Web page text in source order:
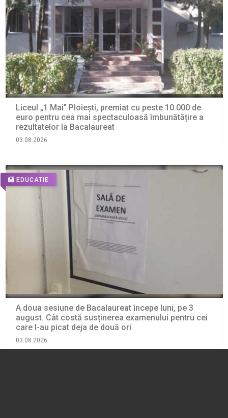
Liceul „1 Mai” Ploiești, premiat cu peste 10.000 de
euro pentru cea mai spectaculoasă îmbunătățire a
rezultatelor la Bacalaureat
03.08.2026
EDUCATIE
A doua sesiune de Bacalaureat începe luni, pe 3
august. Cât costă susținerea examenului pentru cei
care l-au picat deja de două ori
03.08.2026